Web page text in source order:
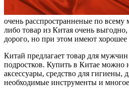
очень расспространненые по всему
либо товар из Китая очень
дорого, но при этом имеют хорошее
Китай предлагает товар для
подростков. Купить в Китае можно
аксессуары, средство для гигиены,
необходимые инструменты и